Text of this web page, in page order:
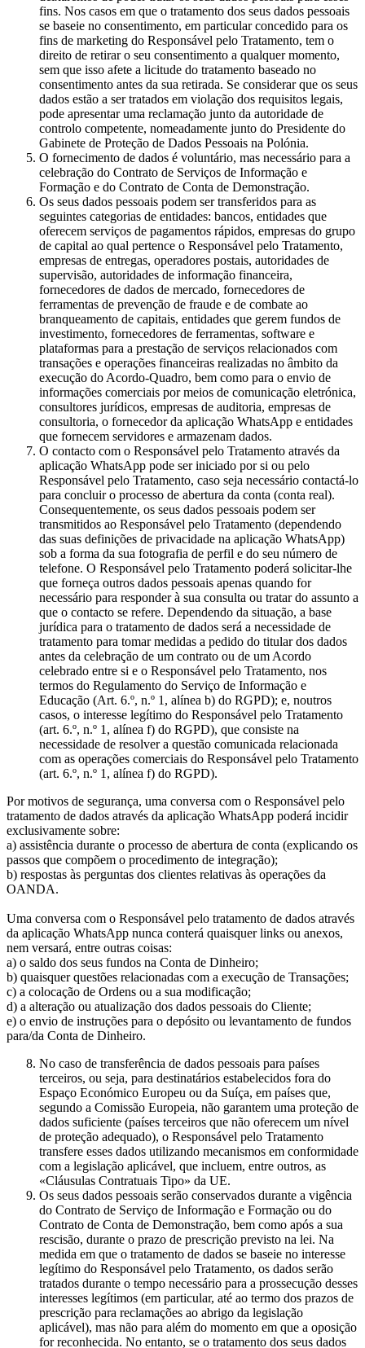
fins. Nos casos em que o tratamento dos seus dados pessoais
se baseie no consentimento, em particular concedido para os
fins de marketing do Responsável pelo Tratamento, tem o
direito de retirar o seu consentimento a qualquer momento,
sem que isso afete a licitude do tratamento baseado no
consentimento antes da sua retirada. Se considerar que os seus
dados estão a ser tratados em violação dos requisitos legais,
pode apresentar uma reclamação junto da autoridade de
controlo competente, nomeadamente junto do Presidente do
Gabinete de Proteção de Dados Pessoais na Polónia.
O fornecimento de dados é voluntário, mas necessário para a
celebração do Contrato de Serviços de Informação e
Formação e do Contrato de Conta de Demonstração.
Os seus dados pessoais podem ser transferidos para as
seguintes categorias de entidades: bancos, entidades que
oferecem serviços de pagamentos rápidos, empresas do grupo
de capital ao qual pertence o Responsável pelo Tratamento,
empresas de entregas, operadores postais, autoridades de
supervisão, autoridades de informação financeira,
fornecedores de dados de mercado, fornecedores de
ferramentas de prevenção de fraude e de combate ao
branqueamento de capitais, entidades que gerem fundos de
investimento, fornecedores de ferramentas, software e
plataformas para a prestação de serviços relacionados com
transações e operações financeiras realizadas no âmbito da
execução do Acordo-Quadro, bem como para o envio de
informações comerciais por meios de comunicação eletrónica,
consultores jurídicos, empresas de auditoria, empresas de
consultoria, o fornecedor da aplicação WhatsApp e entidades
que fornecem servidores e armazenam dados.
O contacto com o Responsável pelo Tratamento através da
aplicação WhatsApp pode ser iniciado por si ou pelo
Responsável pelo Tratamento, caso seja necessário contactá-lo
para concluir o processo de abertura da conta (conta real).
Consequentemente, os seus dados pessoais podem ser
transmitidos ao Responsável pelo Tratamento (dependendo
das suas definições de privacidade na aplicação WhatsApp)
sob a forma da sua fotografia de perfil e do seu número de
telefone. O Responsável pelo Tratamento poderá solicitar-lhe
que forneça outros dados pessoais apenas quando for
necessário para responder à sua consulta ou tratar do assunto a
que o contacto se refere. Dependendo da situação, a base
jurídica para o tratamento de dados será a necessidade de
tratamento para tomar medidas a pedido do titular dos dados
antes da celebração de um contrato ou de um Acordo
celebrado entre si e o Responsável pelo Tratamento, nos
termos do Regulamento do Serviço de Informação e
Educação (Art. 6.º, n.º 1, alínea b) do RGPD); e, noutros
casos, o interesse legítimo do Responsável pelo Tratamento
(art. 6.º, n.º 1, alínea f) do RGPD), que consiste na
necessidade de resolver a questão comunicada relacionada
com as operações comerciais do Responsável pelo Tratamento
(art. 6.º, n.º 1, alínea f) do RGPD).
Por motivos de segurança, uma conversa com o Responsável pelo
tratamento de dados através da aplicação WhatsApp poderá incidir
exclusivamente sobre:
a) assistência durante o processo de abertura de conta (explicando os
passos que compõem o procedimento de integração);
b) respostas às perguntas dos clientes relativas às operações da
OANDA.
Uma conversa com o Responsável pelo tratamento de dados através
da aplicação WhatsApp nunca conterá quaisquer links ou anexos,
nem versará, entre outras coisas:
a) o saldo dos seus fundos na Conta de Dinheiro;
b) quaisquer questões relacionadas com a execução de Transações;
c) a colocação de Ordens ou a sua modificação;
d) a alteração ou atualização dos dados pessoais do Cliente;
e) o envio de instruções para o depósito ou levantamento de fundos
para/da Conta de Dinheiro.
No caso de transferência de dados pessoais para países
terceiros, ou seja, para destinatários estabelecidos fora do
Espaço Económico Europeu ou da Suíça, em países que,
segundo a Comissão Europeia, não garantem uma proteção de
dados suficiente (países terceiros que não oferecem um nível
de proteção adequado), o Responsável pelo Tratamento
transfere esses dados utilizando mecanismos em conformidade
com a legislação aplicável, que incluem, entre outros, as
«Cláusulas Contratuais Tipo» da UE.
Os seus dados pessoais serão conservados durante a vigência
do Contrato de Serviço de Informação e Formação ou do
Contrato de Conta de Demonstração, bem como após a sua
rescisão, durante o prazo de prescrição previsto na lei. Na
medida em que o tratamento de dados se baseie no interesse
legítimo do Responsável pelo Tratamento, os dados serão
tratados durante o tempo necessário para a prossecução desses
interesses legítimos (em particular, até ao termo dos prazos de
prescrição para reclamações ao abrigo da legislação
aplicável), mas não para além do momento em que a oposição
for reconhecida. No entanto, se o tratamento dos seus dados